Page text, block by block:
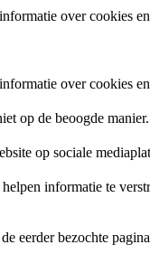
over cookies
over cookies
op de beoogde
op sociale
informatie te
eerder bezochte